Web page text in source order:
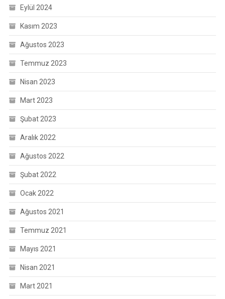
Eylül 2024
Kasım 2023
Ağustos 2023
Temmuz 2023
Nisan 2023
Mart 2023
Şubat 2023
Aralık 2022
Ağustos 2022
Şubat 2022
Ocak 2022
Ağustos 2021
Temmuz 2021
Mayıs 2021
Nisan 2021
Mart 2021